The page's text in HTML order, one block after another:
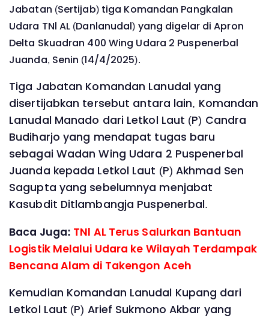
Jabatan (Sertijab) tiga Komandan Pangkalan
Udara TNl AL (Danlanudal) yang digelar di Apron
Delta Skuadran 400 Wing Udara 2 Puspenerbal
Juanda, Senin (14/4/2025).
Tiga Jabatan Komandan Lanudal yang
disertijabkan tersebut antara lain, Komandan
Lanudal Manado dari Letkol Laut (P) Candra
Budiharjo yang mendapat tugas baru
sebagai Wadan Wing Udara 2 Puspenerbal
Juanda kepada Letkol Laut (P) Akhmad Sen
Sagupta yang sebelumnya menjabat
Kasubdit Ditlambangja Puspenerbal.
Baca Juga: TNl AL Terus Salurkan Bantuan
Logistik Melalui Udara ke Wilayah Terdampak
Bencana Alam di Takengon Aceh
Kemudian Komandan Lanudal Kupang dari
Letkol Laut (P) Arief Sukmono Akbar yang